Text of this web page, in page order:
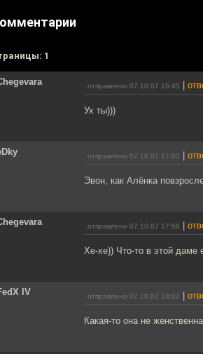
1
отправлено 07.10.07 16:45
Ух ты)))
отправлено 07.10.07 17:02
Эвон, как Алёнка
отправлено 07.10.07 17:58
Хе-хе)) Что-то в этой
IV отправлено 07.10.07 18:02
Какая-то она не